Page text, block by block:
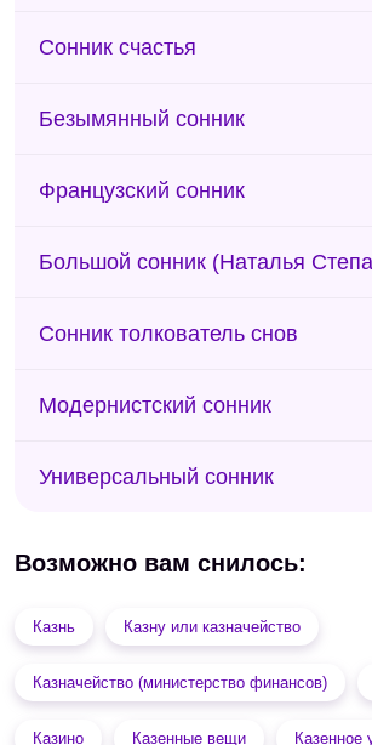
Сонник счастья
Безымянный сонник
Французский сонник
Большой сонник (Наталья
Сонник толкователь снов
Модернистский сонник
Универсальный сонник
Возможно вам снилось:
Казнь Казну или казначейство
Казначейство (министерство финансов)
Казино Казенные вещи Казенное